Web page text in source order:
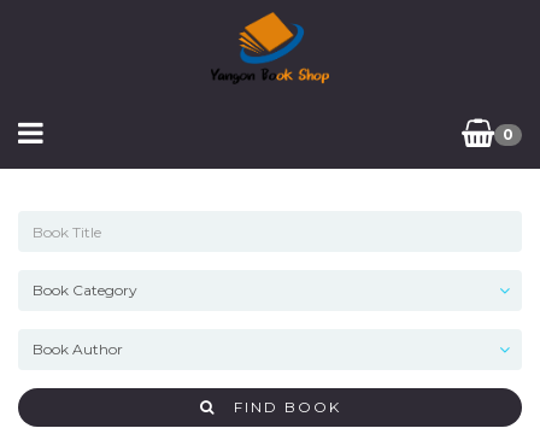
0
FIND BOOK